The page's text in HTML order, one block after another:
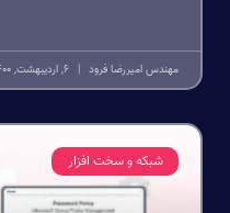
مهندس امیررضا فرود
شبکه و سخت افزار